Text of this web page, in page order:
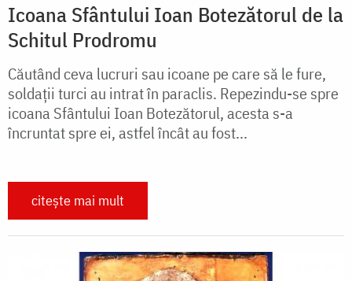
Icoana Sfântului Ioan Botezătorul de la
Schitul Prodromu
Căutând ceva lucruri sau icoane pe care să le fure,
soldații turci au intrat în paraclis. Repezindu-se spre
icoana Sfântului Ioan Botezătorul, acesta s-a
încruntat spre ei, astfel încât au fost...
citește mai mult